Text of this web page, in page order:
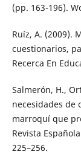
(pp. 163-196).
Ruíz, A. (2009).
cuestionarios,
Recerca En
Salmerón, H.,
necesidades de
marroquí que
Revista
225–256.